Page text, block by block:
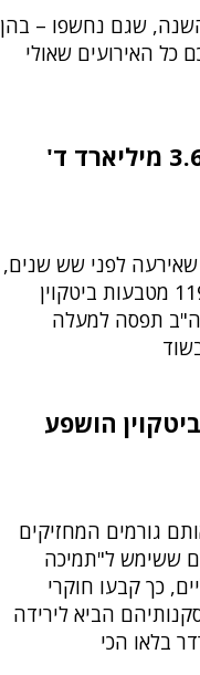
השנה, שגם נחשפו – בהן
כל האירועים שאולי
ארה"ב: נתפס ביטקוין בשווי 3.6 מיליארד ד'
שאירעה לפני שש שנים,
הסתיימה בכך שההאקרים גנבו 119,754 מטבעות ביטקוין
תפסה למעלה
הושפע
גורמים המחזיקים
ששימש ל"תמיכה
כך קבעו חוקרי
הביא לירידה
בלאו הכי